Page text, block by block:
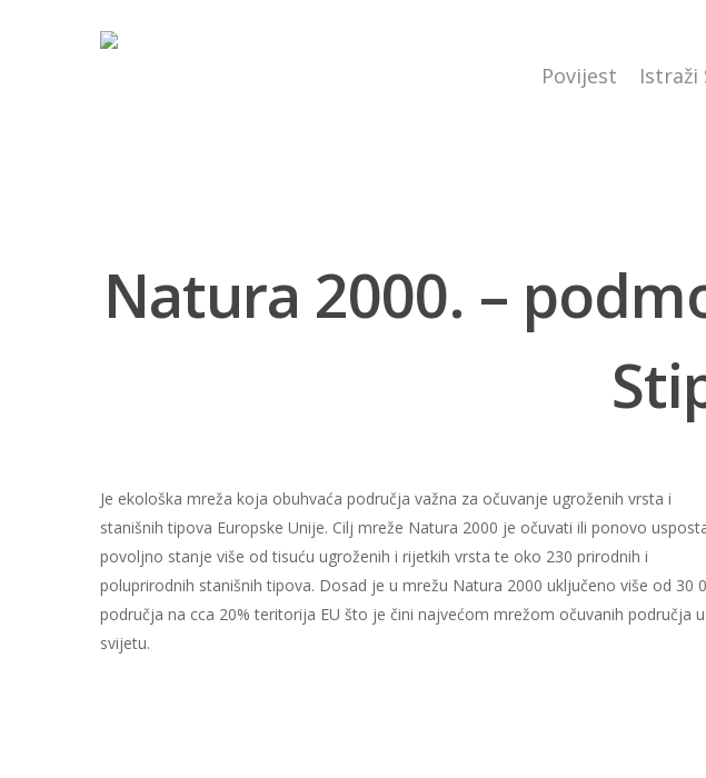
Povijest Istraži
Natura 2000. –
Je ekološka mreža koja obuhvaća područja važna za očuvanje ugroženih vrsta i
stanišnih tipova Europske Unije. Cilj mreže Natura 2000 je očuvati ili ponovo
povoljno stanje više od tisuću ugroženih i rijetkih vrsta te oko 230 prirodnih i
poluprirodnih stanišnih tipova. Dosad je u mrežu Natura 2000 uključeno više od 30
područja na cca 20% teritorija EU što je čini najvećom mrežom očuvanih područja u
svijetu.